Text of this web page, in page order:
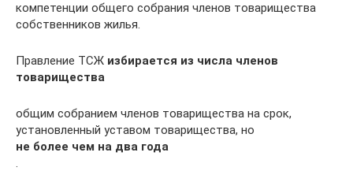
компетенции общего собрания членов товарищества
собственников жилья.
Правление ТСЖ избирается из числа членов
товарищества
общим собранием членов товарищества на срок,
установленный уставом товарищества, но
не более чем на два года
.